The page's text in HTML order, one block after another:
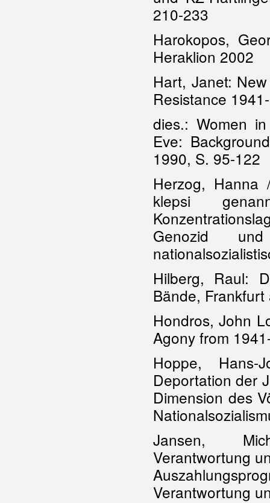
210-233
Harokopos,
Heraklion 2002
Hart, Janet:
Resistance
dies.: Women
Eve:
1990, S. 95-122
Herzog, Hanna
klepsi
Genozid
Hilberg, Raul:
Bände,
Hondros, John
Agony from
Hoppe,
Deportation der
Dimension des
Jansen,
Verantwortung
Verantwortung